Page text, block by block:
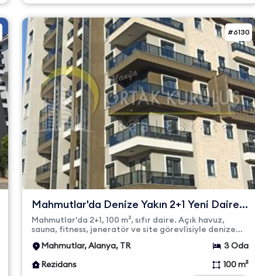
#6130
Mahmutlar'da Denize Yakın 2+1 Yeni Daire |
Gold Sun 12
Mahmutlar'da 2+1, 100 m², sıfır daire. Açık havuz,
sauna, fitness, jeneratör ve site görevlisiyle denize
Mahmutlar, Alanya, TR
3 Oda
Rezidans
100 m²